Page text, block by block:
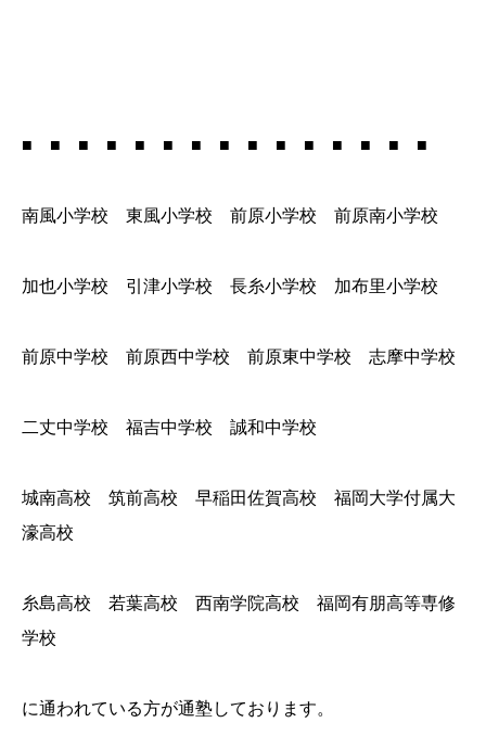
■ ■ ■ ■ ■ ■ ■ ■ ■ ■ ■ ■ ■ ■ ■
南風小学校 東風小学校 前原小学校 前原南小学校
加也小学校 引津小学校 長糸小学校 加布里小学校
前原中学校 前原西中学校 前原東中学校 志摩中学校
二丈中学校 福吉中学校 誠和中学校
城南高校 筑前高校 早稲田佐賀高校 福岡大学付属大
濠高校
糸島高校 若葉高校 西南学院高校 福岡有朋高等専修
学校
に通われている方が通塾しております。